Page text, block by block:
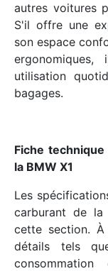
autres voitures
S'il offre une
son espace
utilisation
bagages.
Fiche
la BMW X1
Les
carburant de
cette section.
détails tels